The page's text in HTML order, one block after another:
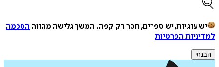
יש עוגיות, יש ספרים, חסר רק קפה. המשך גלישה מהווה הסכמה
למדיניות הפרטיות
הבנתי